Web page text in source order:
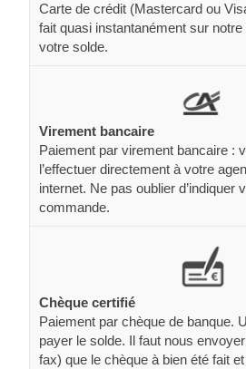
Carte de crédit (Mastercard ou
fait quasi instantanément sur
votre solde.
Virement bancaire
Paiement par virement bancaire :
l’effectuer directement à votre
internet. Ne pas oublier d’indiquer
commande.
Chèque certifié
Paiement par chèque de banque.
payer le solde. Il faut nous
fax) que le chèque à bien été fait